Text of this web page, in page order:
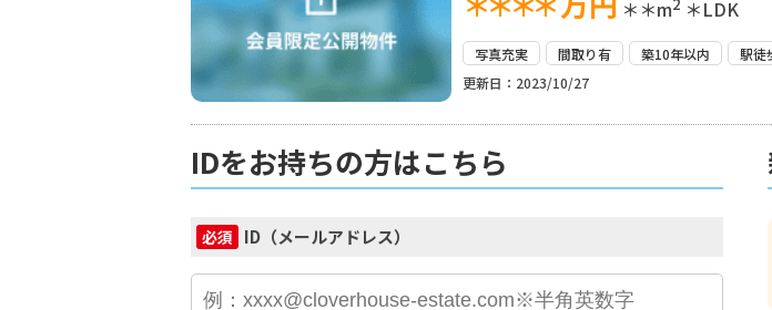
＊＊m ＊LDK
写真充実 間取り有 築10年以内 駅徒
更新日：2023/10/27
IDをお持ちの方はこちら
必須 ID（メールアドレス）